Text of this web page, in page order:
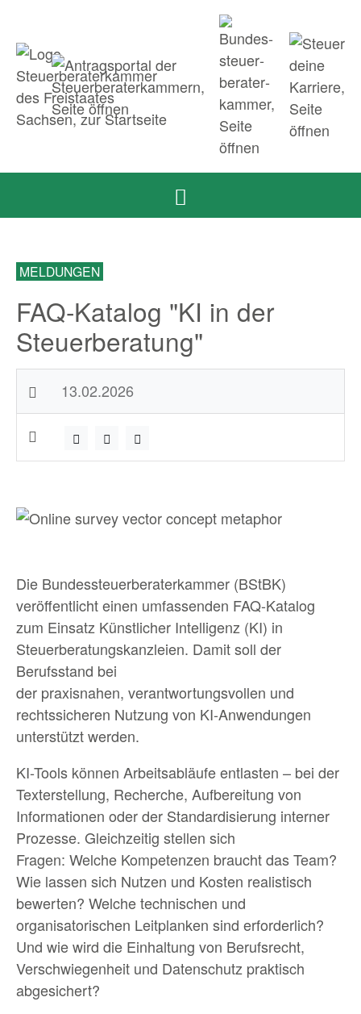
Zum Fußbereich und Kontakt springen
MELDUNGEN
FAQ-Katalog "KI in der
Steuerberatung"
13.02.2026
Die Bundessteuerberaterkammer (BStBK)
veröffentlicht einen umfassenden FAQ-Katalog
zum Einsatz Künstlicher Intelligenz (KI) in
Steuerberatungskanzleien. Damit soll der
Berufsstand bei
der praxisnahen, verantwortungsvollen und
rechtssicheren Nutzung von KI-Anwendungen
unterstützt werden.
KI-Tools können Arbeitsabläufe entlasten – bei der
Texterstellung, Recherche, Aufbereitung von
Informationen oder der Standardisierung interner
Prozesse. Gleichzeitig stellen sich
Fragen: Welche Kompetenzen braucht das Team?
Wie lassen sich Nutzen und Kosten realistisch
bewerten? Welche technischen und
organisatorischen Leitplanken sind erforderlich?
Und wie wird die Einhaltung von Berufsrecht,
Verschwiegenheit und Datenschutz praktisch
abgesichert?